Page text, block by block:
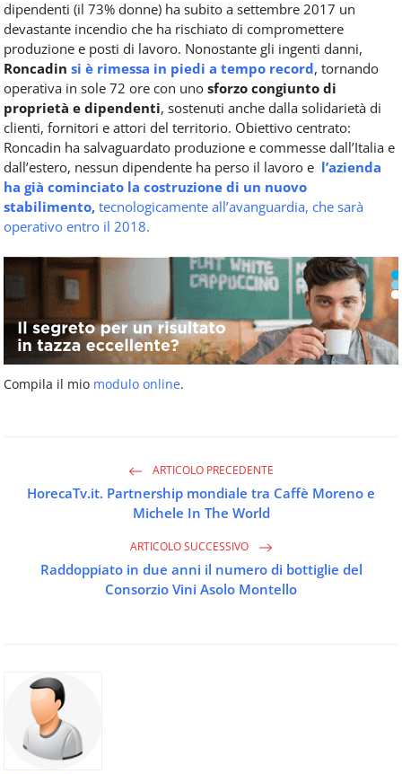
dipendenti (il 73% donne) ha subito a settembre 2017 un
devastante incendio che ha rischiato di compromettere
produzione e posti di lavoro. Nonostante gli ingenti danni,
Roncadin si è rimessa in piedi a tempo record, tornando
operativa in sole 72 ore con uno sforzo congiunto di
proprietà e dipendenti, sostenuti anche dalla solidarietà di
clienti, fornitori e attori del territorio. Obiettivo centrato:
Roncadin ha salvaguardato produzione e commesse dall’Italia e
dall’estero, nessun dipendente ha perso il lavoro e l’azienda
ha già cominciato la costruzione di un nuovo
stabilimento, tecnologicamente all’avanguardia, che sarà
operativo entro il 2018.
Compila il mio modulo online.
ARTICOLO PRECEDENTE
HorecaTv.it. Partnership mondiale tra Caffè Moreno e
Michele In The World
ARTICOLO SUCCESSIVO
Raddoppiato in due anni il numero di bottiglie del
Consorzio Vini Asolo Montello